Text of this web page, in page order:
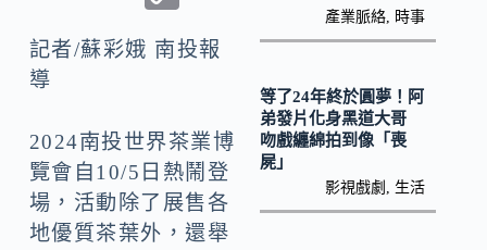
b
o
k
p
Li
n
k
記者/蘇彩娥 南投報
導
2024南投世界茶業博
覽會自10/5日熱鬧登
場，活動除了展售各
地優質茶葉外，還舉
產業脈絡 時事
等了24年終於圓夢！阿
弟發片化身黑道大哥
吻戲纏綿拍到像「喪
屍」
影視戲劇 生活